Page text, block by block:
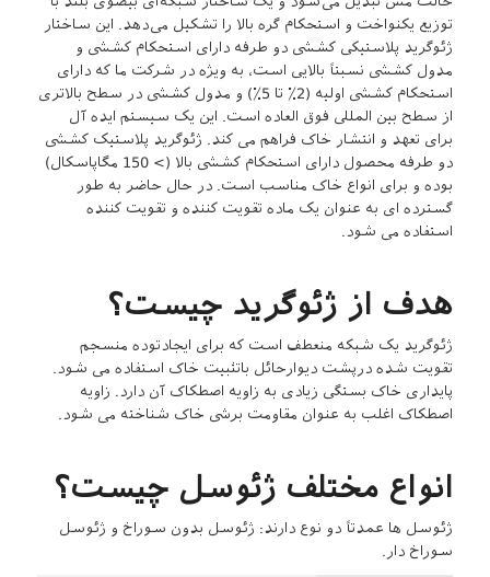
توزیع یکنواخت و استحکام گره بالا را تشکیل می‌دهد. این ساختار
ژئوگرید پلاستیکی کششی دو طرفه دارای استحکام کششی و
مدول کششی نسبتاً بالایی است، به ویژه در شرکت ما که دارای
استحکام کششی اولیه (2٪ تا 5٪) و مدول کششی در سطح بالاتری
از سطح بین المللی فوق العاده است. این یک سیستم ایده آل
برای تعهد و انتشار خاک فراهم می کند. ژئوگرید پلاستیک کششی
دو طرفه محصول دارای استحکام کششی بالا (> 150 مگاپاسکال)
بوده و برای انواع خاک مناسب است. در حال حاضر به طور
گسترده ای به عنوان یک ماده تقویت کننده و تقویت کننده
استفاده می شود.
هدف از ژئوگرید چیست؟
ژئوگرید یک شبکه منعطف است که برای ایجادتوده منسجم
تقویت شده درپشت دیوارحائل باتثبیت خاک استفاده می شود.
پایداری خاک بستگی زیادی به زاویه اصطکاک آن دارد. زاویه
اصطکاک اغلب به عنوان مقاومت برشی خاک شناخته می شود.
انواع مختلف ژئوسل چیست؟
ژئوسل ها عمدتاً دو نوع دارند: ژئوسل بدون سوراخ و ژئوسل
سوراخ دار.